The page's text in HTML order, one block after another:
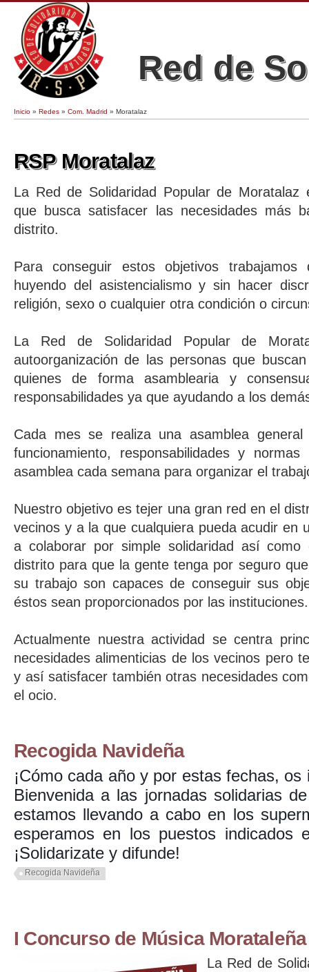
Red de
Se encuentra usted aquí
Inicio » Redes » Com. Madrid » Moratalaz
RSP Moratalaz
La Red de Solidaridad Popular de Moratalaz
que busca satisfacer las necesidades más
distrito.
Para conseguir estos objetivos trabajamos
huyendo del asistencialismo y sin hacer
religión, sexo o cualquier otra condición o
La Red de Solidaridad Popular de
autoorganización de las personas que
quienes de forma asamblearia y
responsabilidades ya que ayudando a los
Cada mes se realiza una asamblea
funcionamiento, responsabilidades y
asamblea cada semana para organizar el
Nuestro objetivo es tejer una gran red en el
vecinos y a la que cualquiera pueda acudir en
a colaborar por simple solidaridad así
distrito para que la gente tenga por seguro
su trabajo son capaces de conseguir sus
éstos sean proporcionados por las instituciones.
Actualmente nuestra actividad se centra
necesidades alimenticias de los vecinos pero
y así satisfacer también otras necesidades
el ocio.
Recogida Navideña
¡Cómo cada año y por estas fechas,
Bienvenida a las jornadas solidarias
estamos llevando a cabo en los
esperamos en los puestos indicados
¡Solidarizate y difunde!
Recogida Navideña
I Concurso de Música Morataleña
La Red de